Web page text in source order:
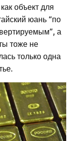
объект для
юань “по
а
тоже не
только одна